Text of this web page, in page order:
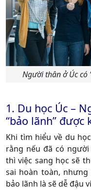
Người thân ở Úc có
1. Du học Úc –
“bảo lãnh” được
Khi tìm hiểu về du
rằng nếu đã có
thì việc sang học sẽ
sai hoàn toàn,
bảo lãnh là sẽ dễ đậu